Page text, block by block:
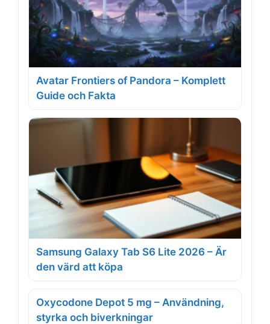
Avatar Frontiers of Pandora – Komplett
Guide och Fakta
Samsung Galaxy Tab S6 Lite 2026 – Är
den värd att köpa
Oxycodone Depot 5 mg – Användning,
styrka och biverkningar